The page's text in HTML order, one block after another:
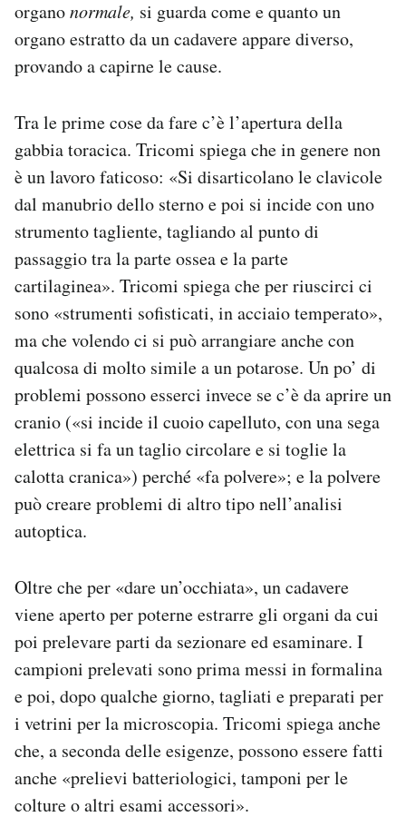
organonormale, si guarda come e quanto un
organo estratto da un cadavere appare diverso,
provando a capirne le cause.
Tra le prime cose da fare c’è l’apertura della
gabbia toracica. Tricomi spiega che in genere non
è un lavoro faticoso: «Si disarticolano le clavicole
dal manubrio dello sterno e poi si incide con uno
strumento tagliente, tagliando al punto di
passaggio tra la parte ossea e la parte
cartilaginea». Tricomi spiega che per riuscirci ci
sono «strumenti sofisticati, in acciaio temperato»,
ma che volendo ci si può arrangiare anche con
qualcosa di molto simile a un potarose. Un po’ di
problemi possono esserci invece se c’è da aprire un
cranio («si incide il cuoio capelluto, con una sega
elettrica si fa un taglio circolare e si toglie la
calotta cranica») perché «fa polvere»; e la polvere
può creare problemi di altro tipo nell’analisi
autoptica.
Oltre che per «dare un’occhiata», un cadavere
viene aperto per poterne estrarre gli organi da cui
poi prelevare parti da sezionare ed esaminare. I
campioni prelevati sono prima messi in formalina
e poi, dopo qualche giorno, tagliati e preparati per
i vetrini per la microscopia. Tricomi spiega anche
che, a seconda delle esigenze, possono essere fatti
anche «prelievi batteriologici, tamponi per le
colture o altri esami accessori».